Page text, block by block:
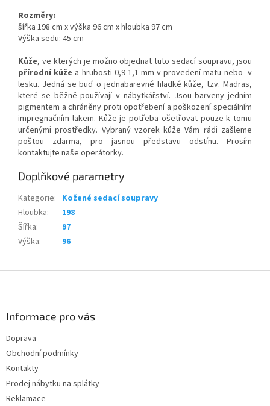
Rozměry:
šířka 198 cm x výška 96 cm x hloubka 97 cm
Výška sedu: 45 cm
Kůže, ve kterých je možno objednat tuto sedací soupravu, jsou
přírodní kůže a hrubosti 0,9-1,1 mm v provedení matu nebo v
lesku. Jedná se buď o jednabarevné hladké kůže, tzv. Madras,
které se běžně používají v nábytkářství. Jsou barveny jedním
pigmentem a chráněny proti opotřebení a poškození speciálním
impregnačním lakem. Kůže je potřeba ošetřovat pouze k tomu
určenými prostředky. Vybraný vzorek kůže Vám rádi zašleme
poštou zdarma, pro jasnou představu odstínu. Prosím
kontaktujte naše operátorky.
Doplňkové parametry
Kategorie: Kožené sedací soupravy
Hloubka:
198
Šířka:
97
Výška: 96
Informace pro vás
Doprava
Obchodní podmínky
Kontakty
Prodej nábytku na splátky
Reklamace